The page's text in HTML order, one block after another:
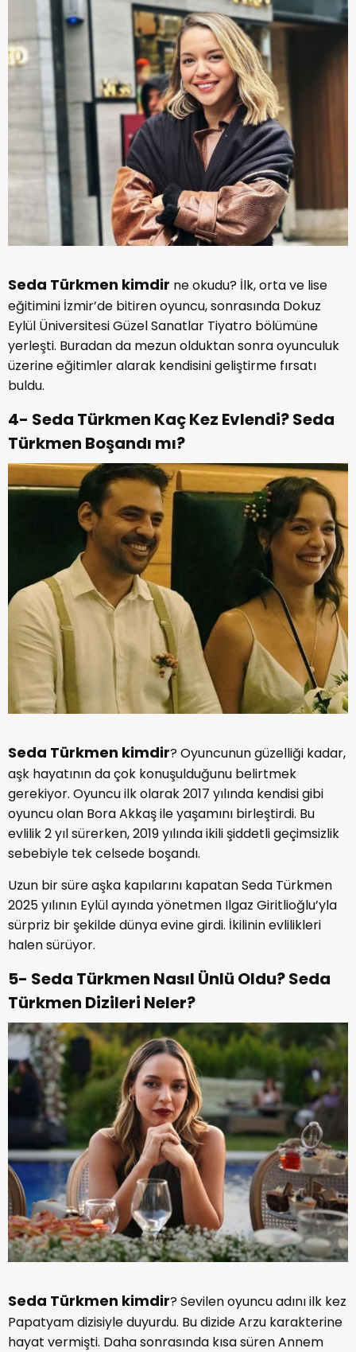
Seda Türkmen kimdir ne okudu? İlk, orta ve lise
eğitimini İzmir’de bitiren oyuncu, sonrasında Dokuz
Eylül Üniversitesi Güzel Sanatlar Tiyatro bölümüne
yerleşti. Buradan da mezun olduktan sonra oyunculuk
üzerine eğitimler alarak kendisini geliştirme fırsatı
buldu.
4- Seda Türkmen Kaç Kez Evlendi? Seda
Türkmen Boşandı mı?
Seda Türkmen kimdir? Oyuncunun güzelliği kadar,
aşk hayatının da çok konuşulduğunu belirtmek
gerekiyor. Oyuncu ilk olarak 2017 yılında kendisi gibi
oyuncu olan Bora Akkaş ile yaşamını birleştirdi. Bu
evlilik 2 yıl sürerken, 2019 yılında ikili şiddetli geçimsizlik
sebebiyle tek celsede boşandı.
Uzun bir süre aşka kapılarını kapatan Seda Türkmen
2025 yılının Eylül ayında yönetmen Ilgaz Giritlioğlu’yla
sürpriz bir şekilde dünya evine girdi. İkilinin evlilikleri
halen sürüyor.
5- Seda Türkmen Nasıl Ünlü Oldu? Seda
Türkmen Dizileri Neler?
Seda Türkmen kimdir? Sevilen oyuncu adını ilk kez
Papatyam dizisiyle duyurdu. Bu dizide Arzu karakterine
hayat vermişti. Daha sonrasında kısa süren Annem